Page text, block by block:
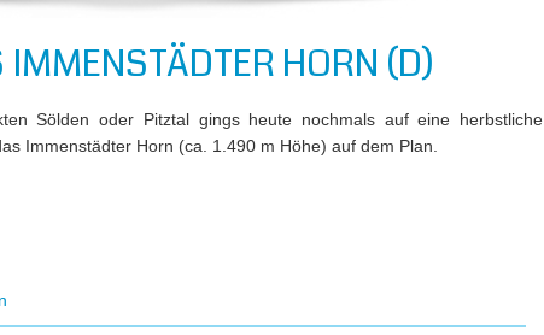
HORN (D)
Sölden oder Pitztal gings heute nochmals auf eine herbstliche
Immenstädter Horn (ca. 1.490 m Höhe) auf dem Plan.